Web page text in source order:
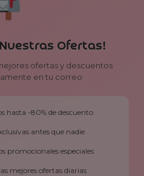
Nuestras Ofertas!
ofertas y descuentos
en tu correo
hasta -80% de descuento
antes que nadie
promocionales especiales
mejores ofertas diarias